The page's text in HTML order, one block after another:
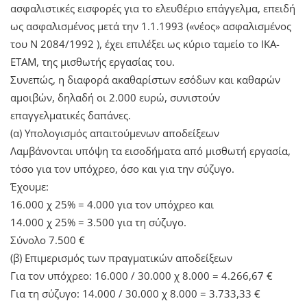
ασφαλιστικές εισφορές για το ελευθέριο επάγγελμα, επειδή
ως ασφαλισμένος μετά την 1.1.1993 («νέος» ασφαλισμένος
του Ν 2084/1992 ), έχει επιλέξει ως κύριο ταμείο το ΙΚΑ-
ΕΤΑΜ, της μισθωτής εργασίας του.
Συνεπώς, η διαφορά ακαθαρίστων εσόδων και καθαρών
αμοιβών, δηλαδή οι 2.000 ευρώ, συνιστούν
επαγγελματικές δαπάνες.
(α) Υπολογισμός απαιτούμενων αποδείξεων
Λαμβάνονται υπόψη τα εισοδήματα από μισθωτή εργασία,
τόσο για τον υπόχρεο, όσο και για την σύζυγο.
Έχουμε:
16.000 χ 25% = 4.000 για τον υπόχρεο και
14.000 χ 25% = 3.500 για τη σύζυγο.
Σύνολο 7.500 €
(β) Επιμερισμός των πραγματικών αποδείξεων
Για τον υπόχρεο: 16.000 / 30.000 χ 8.000 = 4.266,67 €
Για τη σύζυγο: 14.000 / 30.000 χ 8.000 = 3.733,33 €